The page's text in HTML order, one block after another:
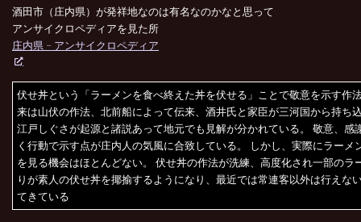
酒田市（庄内県）が発祥地なのは有名なのかなと思って
アンサイクロペディアを見た所
庄内県 – アンサイクロペディア
伏せ丼という「ラーメンを食べ終えた丼を伏せる」ことで敬意を示す作
来は山伏の作法、北前船によって伝来、酒井氏と家臣が三河国から持ち
江戸しぐさが起源と諸説あって地元でも見解が分かれている。 敬意、感
く行動で示す点が庄内人の気風に合致している。 しかし、実際にラーメ
を見る機会はほとんどない。 伏せ丼の作法が洗練、高度化され一部のラ
りが素人の伏せ丼を揶揄するようになり、最近では常連客以外は行えな
てきている